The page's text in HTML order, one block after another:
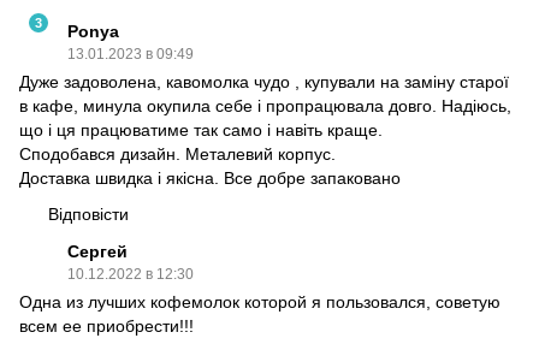
3 Ponya
13.01.2023 в 09:49
Дуже задоволена, кавомолка чудо , купували на заміну старої
в кафе, минула окупила себе і пропрацювала довго. Надіюсь,
що і ця працюватиме так само і навіть краще.
Сподобався дизайн. Металевий корпус.
Доставка швидка і якісна. Все добре запаковано
Відповісти
Сергей
10.12.2022 в 12:30
Одна из лучших кофемолок которой я пользовался, советую
всем ее приобрести!!!